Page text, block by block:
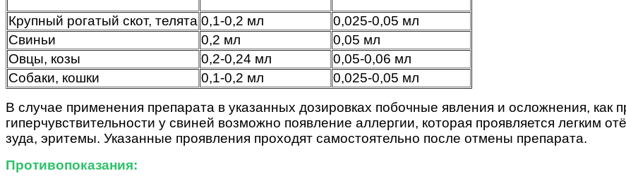
Крупный рогатый скот, телята 0,1-0,2 мл
0,025-0,05 мл
Свиньи
0,2 мл
0,05 мл
Овцы, козы
0,2-0,24 мл
0,05-0,06 мл
Собаки, кошки
0,1-0,2 мл
0,025-0,05 мл
В случае применения препарата в указанных дозировках побочные явления и осложнения, как
гиперчувствительности у свиней возможно появление аллергии, которая проявляется легким
зуда, эритемы. Указанные проявления проходят самостоятельно после отмены препарата.
Противопоказания: